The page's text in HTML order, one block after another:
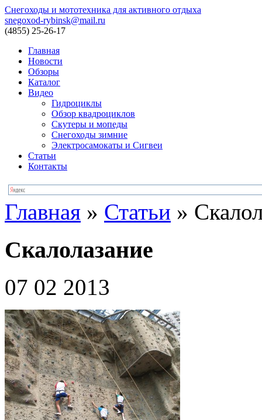
Снегоходы и мототехника для активного отдыха
snegoxod-rybinsk@mail.ru
(4855) 25-26-17
Главная
Новости
Обзоры
Каталог
Видео
Гидроциклы
Обзор квадроциклов
Скутеры и мопеды
Снегоходы зимние
Электросамокаты и Сигвеи
Статьи
Контакты
Главная » Статьи »
Скалолазание
07 02 2013